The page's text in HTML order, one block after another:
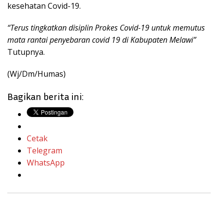
kesehatan Covid-19.
“Terus tingkatkan disiplin Prokes Covid-19 untuk memutus
mata rantai penyebaran covid 19 di Kabupaten Melawi”
Tutupnya.
(Wj/Dm/Humas)
Bagikan berita ini:
Cetak
Telegram
WhatsApp